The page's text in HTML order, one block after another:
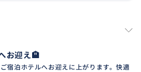
、虫よけスプレー、飲み水、イ
島の新年「ニュピ」とその前後
お迎え🏨
宿泊ホテルへお迎えに上がります。快適